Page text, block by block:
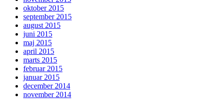
oktober 2015
september 2015
august 2015
juni 2015
maj 2015
april 2015
marts 2015
februar 2015
januar 2015
december 2014
november 2014